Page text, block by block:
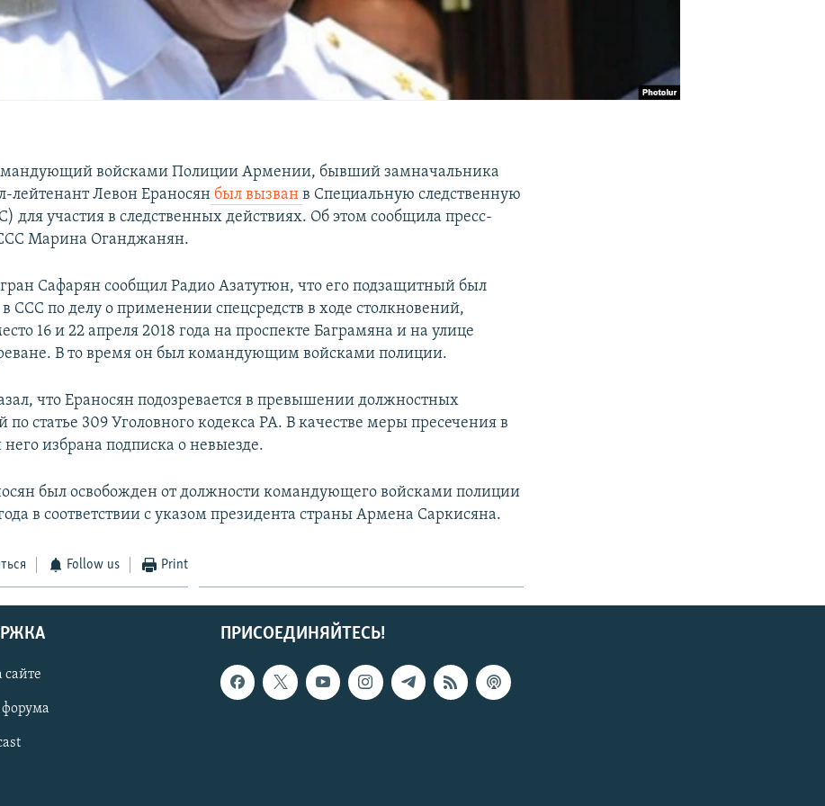
войсками Полиции Армении, бывший замначальника
лейтенант Левон Ераносян был вызванв Специальную следственную
для участия в следственных действиях. Об этом сообщила пресс-
Марина Оганджанян.
Сафарян сообщил Радио Азатутюн, что его подзащитный был
ССС по делу о применении спецсредств в ходе столкновений,
16 и 22 апреля 2018 года на проспекте Баграмяна и на улице
В то время он был командующим войсками полиции.
что Ераносян подозревается в превышении должностных
по статье 309 Уголовного кодекса РА. В качестве меры пресечения в
избрана подписка о невыезде.
был освобожден от должности командующего войсками полиции
в соответствии с указом президента страны Армена Саркисяна.
Follow us Print
ПРИСОЕДИНЯЙТЕСЬ!
сайте